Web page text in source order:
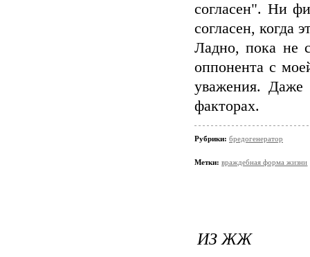
согласен". Ни
согласен, когда
Ладно, пока не
оппонента с
уважения. Даже
факторах.
Рубрики: бредогенератор
Метки: враждебная форма жизни
ИЗ ЖЖ